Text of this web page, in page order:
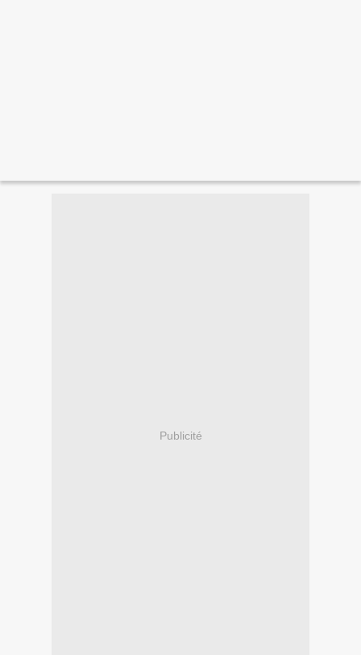
Publicité